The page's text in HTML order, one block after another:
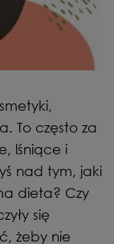
To często za
lśniące i
nad tym, jaki
dieta? Czy
się
żeby nie